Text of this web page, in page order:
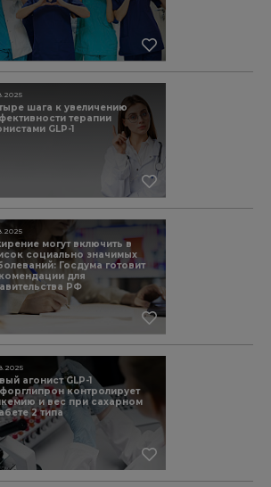
шага к увеличению
терапии
GLP-1
могут включить в
социально значимых
Госдума готовит
для
РФ
агонист GLP-1
контролирует
и вес при сахарном
2 типа